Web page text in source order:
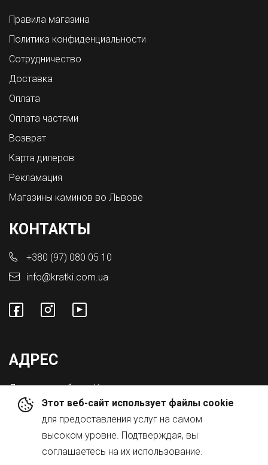
Этот веб-сайт использует файлы cookie
для предоставления услуг на самом
высоком уровне. Подтверждая, вы
соглашаетесь на их использование.
Правила магазина
Политика конфиденциальности
Сотрудничество
Доставка
Оплата
Оплата частями
Возврат
Карта дилеров
Рекламация
Магазины каминов во Львове
КОНТАКТЫ
+380 (97) 080 05 10
info@kratki.com.ua
АДРЕС
Львовская обл., с. Конопниця,
ул. Городоцкая 8а